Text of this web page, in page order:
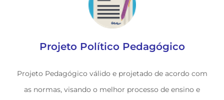
Projeto Político Pedagógico
Projeto Pedagógico válido e projetado de acordo com
as normas, visando o melhor processo de ensino e